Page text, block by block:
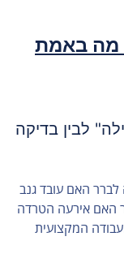
מה באמת
לבין בדיקה
לברר האם עובד גנב
האם אירעה הטרדה
המקצועית